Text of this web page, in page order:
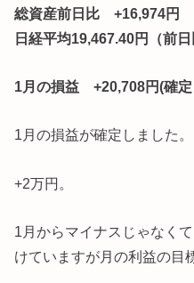
総資産前日比 +16,974円
日経平均19,467.40円（前日
1月の損益 +20,708円(確定
1月の損益が確定しました。
+2万円。
1月からマイナスじゃなく
けていますが月の利益の目